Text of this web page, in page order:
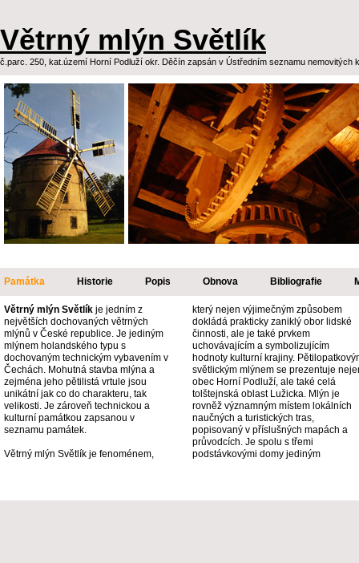
Větrný mlýn Světlík
č.parc. 250, kat.území Horní Podluží okr. Děčín zapsán v Ústředním seznamu nemovitých
Památka Historie Popis Obnova Bibliografie
Větrný mlýn Světlík je jedním z
největších dochovaných větrných
mlýnů v České republice. Je jediným
mlýnem holandského typu s
dochovaným technickým vybavením v
Čechách. Mohutná stavba mlýna a
zejména jeho pětilistá vrtule jsou
unikátní jak co do charakteru, tak
velikosti. Je zároveň technickou a
kulturní památkou zapsanou v
seznamu památek.
Větrný mlýn Světlík je fenoménem,
který nejen výjimečným způsobem
dokládá prakticky zaniklý obor lidské
činnosti, ale je také prvkem
uchovávajícím a symbolizujícím
hodnoty kulturní krajiny.
světlickým mlýnem se prezentuje
obec Horní Podluží, ale také celá
tolštejnská oblast Lužicka. Mlýn je
rovněž významným místem lokálních
naučných a turistických tras,
popisovaný v příslušných mapách a
průvodcích. Je spolu s třemi
podstávkovými domy jediným